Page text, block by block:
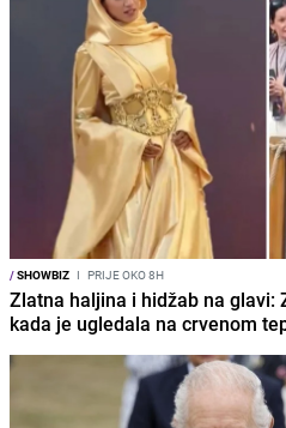
/SHOWBIZ I PRIJE OKO 8H
Zlatna haljina i hidžab na glavi:
kada je ugledala na crvenom